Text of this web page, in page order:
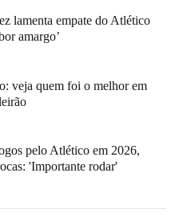
lamenta empate do Atlético
amargo’
veja quem foi o melhor em
pelo Atlético em 2026,
'Importante rodar'